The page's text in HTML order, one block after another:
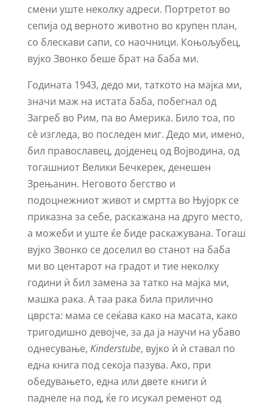
смени уште неколку адреси. Портретот во
сепија од верното животно во крупен план,
со блескави сапи, со наочници. Коњољубец,
вујко Звонко беше брат на баба ми.
Годината 1943, дедо ми, таткото на мајка ми,
значи маж на истата баба, побегнал од
Загреб во Рим, па во Америка. Било тоа, по
сѐ изгледа, во последен миг. Дедо ми, имено,
бил православец, дојденец од Војводина, од
тогашниот Велики Бечкерек, денешен
Зрењанин. Неговото бегство и
подоцнежниот живот и смртта во Њујорк се
приказна за себе, раскажана на друго место,
а можеби и уште ќе биде раскажувана. Тогаш
вујко Звонко се доселил во станот на баба
ми во центарот на градот и тие неколку
години ѝ бил замена за татко на мајка ми,
машка рака. А таа рака била прилично
цврста: мама се сеќава како на масата, како
тригодишно девојче, за да ја научи на убаво
однесување, Kinderstube, вујко ѝ ѝ ставал по
една книга под секоја пазува. Ако, при
обедувањето, една или двете книги ѝ
паднеле на под, ќе го исукал ременот од